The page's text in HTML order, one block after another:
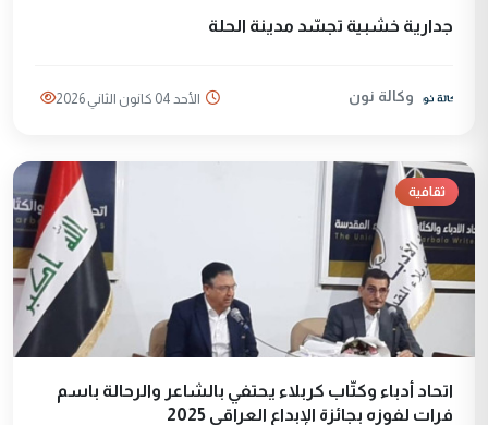
جدارية خشبية تجسّد مدينة الحلة
وكالة نون الأحد 04 كانون الثاني 2026
ثقافية
اتحاد أدباء وكتّاب كربلاء يحتفي بالشاعر والرحالة باسم
فرات لفوزه بجائزة الإبداع العراقي 2025